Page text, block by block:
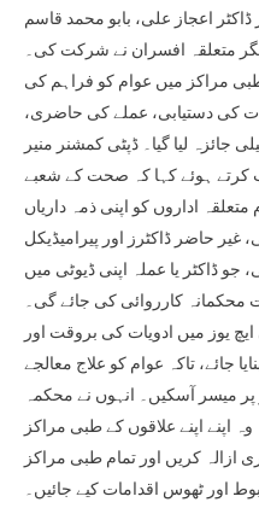
اعجاز علی، بابو محمد قاسم
متعلقہ افسران نے شرکت کی۔
مراکز میں عوام کو فراہم کی
کی دستیابی، عملے کی حاضری،
جائزہ لیا گیا۔ ڈپٹی کمشنر منیر
کرتے ہوئے کہا کہ صحت کے شعبے
متعلقہ اداروں کو اپنی ذمہ داریاں
حاضر ڈاکٹرز اور پیرامیڈیکل
ڈاکٹر یا عملہ اپنی ڈیوٹی میں
کارروائی کی جائے گی۔
یوز میں ادویات کی بروقت اور
جائے، تاکہ عوام کو علاج معالجے
میسر آسکیں۔ انہوں نے محکمہ
اپنے علاقوں کے طبی مراکز
ازالہ کریں اور تمام طبی مراکز
اور ٹھوس اقدامات کیے جائیں۔